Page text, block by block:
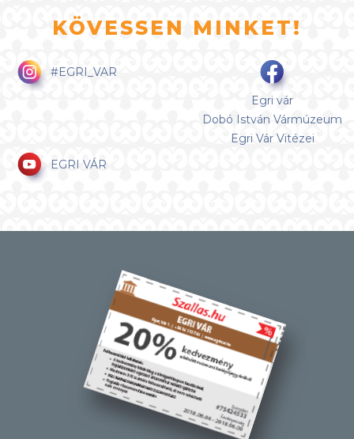
KÖVESSEN MINKET!
#EGRI_VAR
Egri vár
Dobó István Vármúzeum
Egri Vár Vitézei
EGRI VÁR